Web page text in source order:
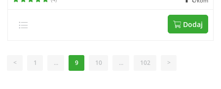
Dodaj
< 1 ... 9 10 ... 102 >